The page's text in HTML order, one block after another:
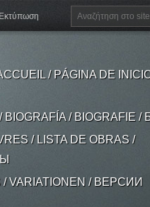
/ PÁGINA DE
BIOGRAFÍA /
/ LISTA DE OBRAS /
VARIATIONEN / ВЕРСИИ
Εκτύπωση